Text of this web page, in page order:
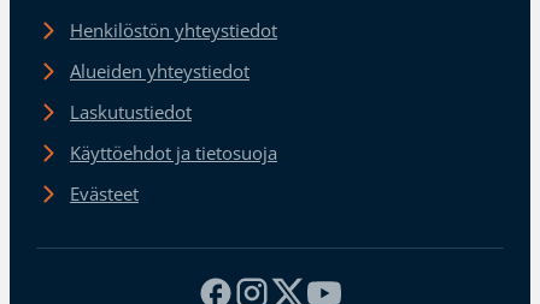
Henkilöstön yhteystiedot
Alueiden yhteystiedot
Laskutustiedot
Käyttöehdot ja tietosuoja
Evästeet